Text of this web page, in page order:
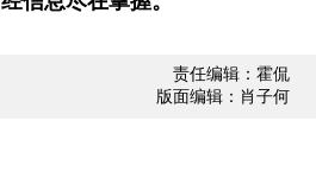
责任编辑：霍侃
版面编辑：肖子何